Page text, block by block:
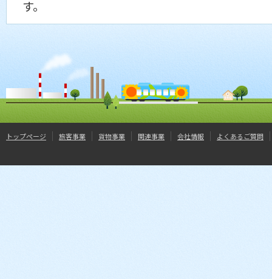
す。
トップページ 旅客事業 貨物事業 関連事業 会社情報 よくあるご質問